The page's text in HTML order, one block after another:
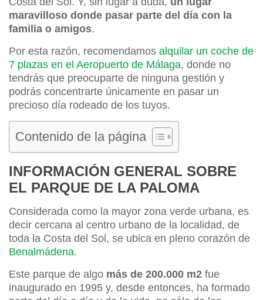
maravilloso donde pasar parte del día con la
familia o amigos.
Por esta razón, recomendamos alquilar un coche de
7 plazas en el Aeropuerto de Málaga, donde no
tendrás que preocuparte de ninguna gestión y
podrás concentrarte únicamente en pasar un
precioso día rodeado de los tuyos.
Contenido de la página
INFORMACIÓN GENERAL SOBRE
EL PARQUE DE LA PALOMA
Considerada como la mayor zona verde urbana, es
decir cercana al centro urbano de la localidad, de
toda la Costa del Sol, se ubica en pleno corazón de
Benalmádena.
Este parque de algo más de 200.000 m2 fue
inaugurado en 1995 y, desde entonces, ha formado